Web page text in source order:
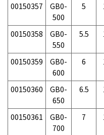
00150357
GB0-
500
5
00150358
GB0-
550
5.5
00150359
GB0-
600
6
00150360
GB0-
650
6.5
00150361
GB0-
700
7